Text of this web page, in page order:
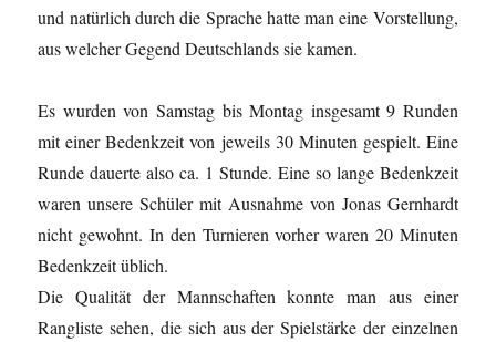
und natürlich durch die Sprache hatte man eine Vorstellung,
aus welcher Gegend Deutschlands sie kamen.
Es wurden von Samstag bis Montag insgesamt 9 Runden
mit einer Bedenkzeit von jeweils 30 Minuten gespielt. Eine
Runde dauerte also ca. 1 Stunde. Eine so lange Bedenkzeit
waren unsere Schüler mit Ausnahme von Jonas Gernhardt
nicht gewohnt. In den Turnieren vorher waren 20 Minuten
Bedenkzeit üblich.
Die Qualität der Mannschaften konnte man aus einer
Rangliste sehen, die sich aus der Spielstärke der einzelnen